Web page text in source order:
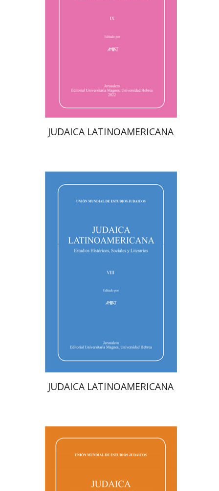
$61
JUDAICA LATINOAMERICANA
סילביה שנקולבסקי-קרול
פלורינדה פ. גולדברג.
יוסף רוזן
$43
$39
JUDAICA LATINOAMERICANA
אפרים זדוף